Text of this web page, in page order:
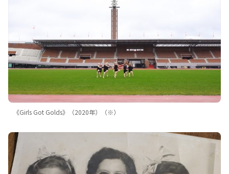
《Girls Got Golds》（2020年）（※）